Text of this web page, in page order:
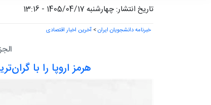
تاریخ انتشار: چهارشنبه 1405/04/17 - 13:16
خبرنامه دانشجویان ایران> آخرین اخبار اقتصادی
هرمز اروپا را با